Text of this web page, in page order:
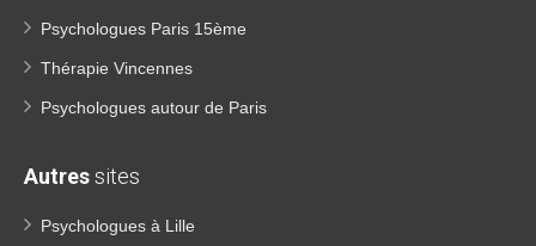
Psychologues Paris 15ème
Thérapie Vincennes
Psychologues autour de Paris
Autressites
Psychologues à Lille